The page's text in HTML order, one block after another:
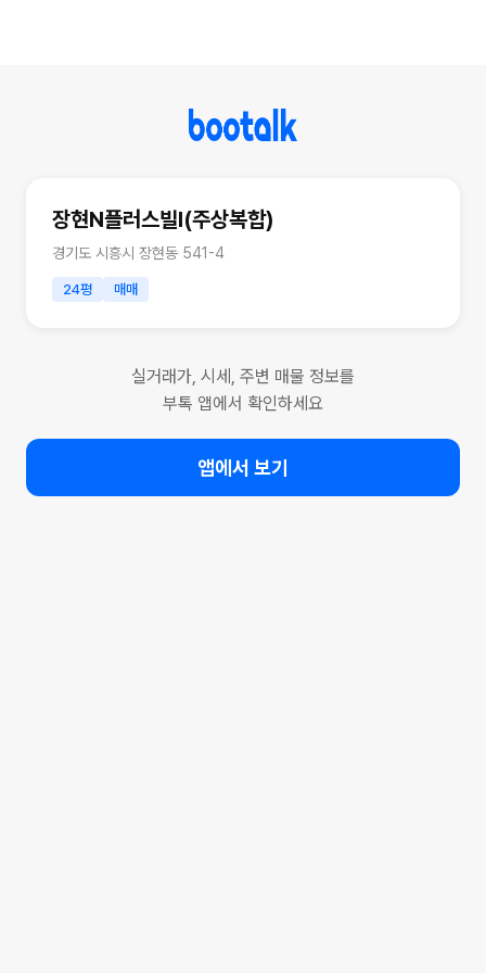
장현N플러스빌I(주상복합)
경기도 시흥시 장현동 541-4
24평 매매
실거래가, 시세, 주변 매물 정보를
부톡 앱에서 확인하세요
앱에서 보기